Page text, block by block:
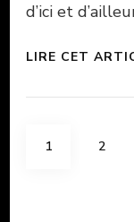
d’ici et
LIRE CET
PAGE
1 PAGE
2